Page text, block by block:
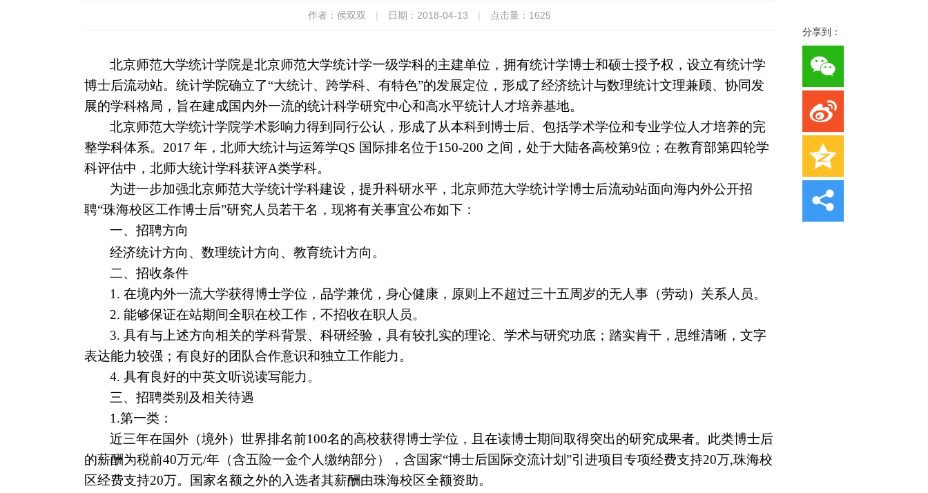
作者：侯双双 | 日期：2018-04-13 | 点击量： 1625
北京师范大学统计学院是北京师范大学统计学一级学科的主建单位，拥有统计学博士和硕士授予权，设立有统计学
博士后流动站。统计学院确立了“大统计、跨学科、有特色”的发展定位，形成了经济统计与数理统计文理兼顾、协同发
展的学科格局，旨在建成国内外一流的统计科学研究中心和高水平统计人才培养基地。
北京师范大学统计学院学术影响力得到同行公认，形成了从本科到博士后、包括学术学位和专业学位人才培养的完
整学科体系。 2017 年，北师大统计与运筹学QS 国际排名位于150-200 之间，处于大陆各高校第9位；在教育部第四轮学
科评估中，北师大统计学科获评A类学科。
为进一步加强北京师范大学统计学科建设，提升科研水平，北京师范大学统计学博士后流动站面向海内外公开招
聘“珠海校区工作博士后”研究人员若干名，现将有关事宜公布如下：
一、招聘方向
经济统计方向、数理统计方向、教育统计方向。
二、招收条件
1.在境内外一流大学获得博士学位，品学兼优，身心健康，原则上不超过三十五周岁的无人事（劳动）关系人员。
2.能够保证在站期间全职在校工作，不招收在职人员。
3.具有与上述方向相关的学科背景、科研经验，具有较扎实的理论、学术与研究功底；踏实肯干，思维清晰，文字
表达能力较强；有良好的团队合作意识和独立工作能力。
4.具有良好的中英文听说读写能力。
三、招聘类别及相关待遇
1.第一类：
近三年在国外（境外）世界排名前100名的高校获得博士学位，且在读博士期间取得突出的研究成果者。此类博士后
的薪酬为税前40万元/年（含五险一金个人缴纳部分），含国家“博士后国际交流计划”引进项目专项经费支持20万,珠海校
区经费支持20万。国家名额之外的入选者其薪酬由珠海校区全额资助。
分享到：